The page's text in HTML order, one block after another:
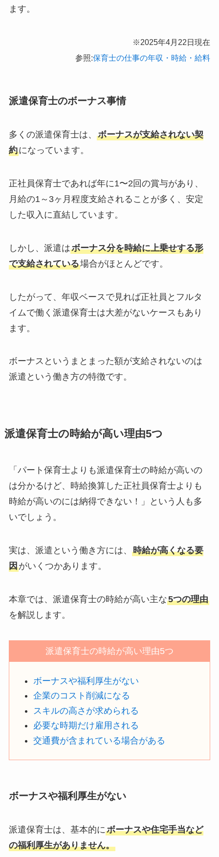
ます。
※2025年4月22日現在
参照:保育士の仕事の年収・時給・給料
派遣保育士のボーナス事情
多くの派遣保育士は、 ボーナスが支給されない契
約になっています。
正社員保育士であれば年に1〜2回の賞与があり、
月給の1～3ヶ月程度支給されることが多く、安定
した収入に直結しています。
しかし、派遣はボーナス分を時給に上乗せする形
で支給されている場合がほとんどです。
したがって、年収ベースで見れば正社員とフルタ
イムで働く派遣保育士は大差がないケースもあり
ます。
ボーナスというまとまった額が支給されないのは
派遣という働き方の特徴です。
派遣保育士の時給が高い理由5つ
「パート保育士よりも派遣保育士の時給が高いの
は分かるけど、時給換算した正社員保育士よりも
時給が高いのには納得できない！」という人も多
いでしょう。
実は、派遣という働き方には、 時給が高くなる要
因がいくつかあります。
本章では、派遣保育士の時給が高い主な5つの理由
を解説します。
派遣保育士の時給が高い理由5つ
ボーナスや福利厚生がない
企業のコスト削減になる
スキルの高さが求められる
必要な時期だけ雇用される
交通費が含まれている場合がある
ボーナスや福利厚生がない
派遣保育士は、基本的にボーナスや住宅手当など
の福利厚生がありません。